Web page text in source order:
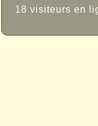
18 visiteurs en